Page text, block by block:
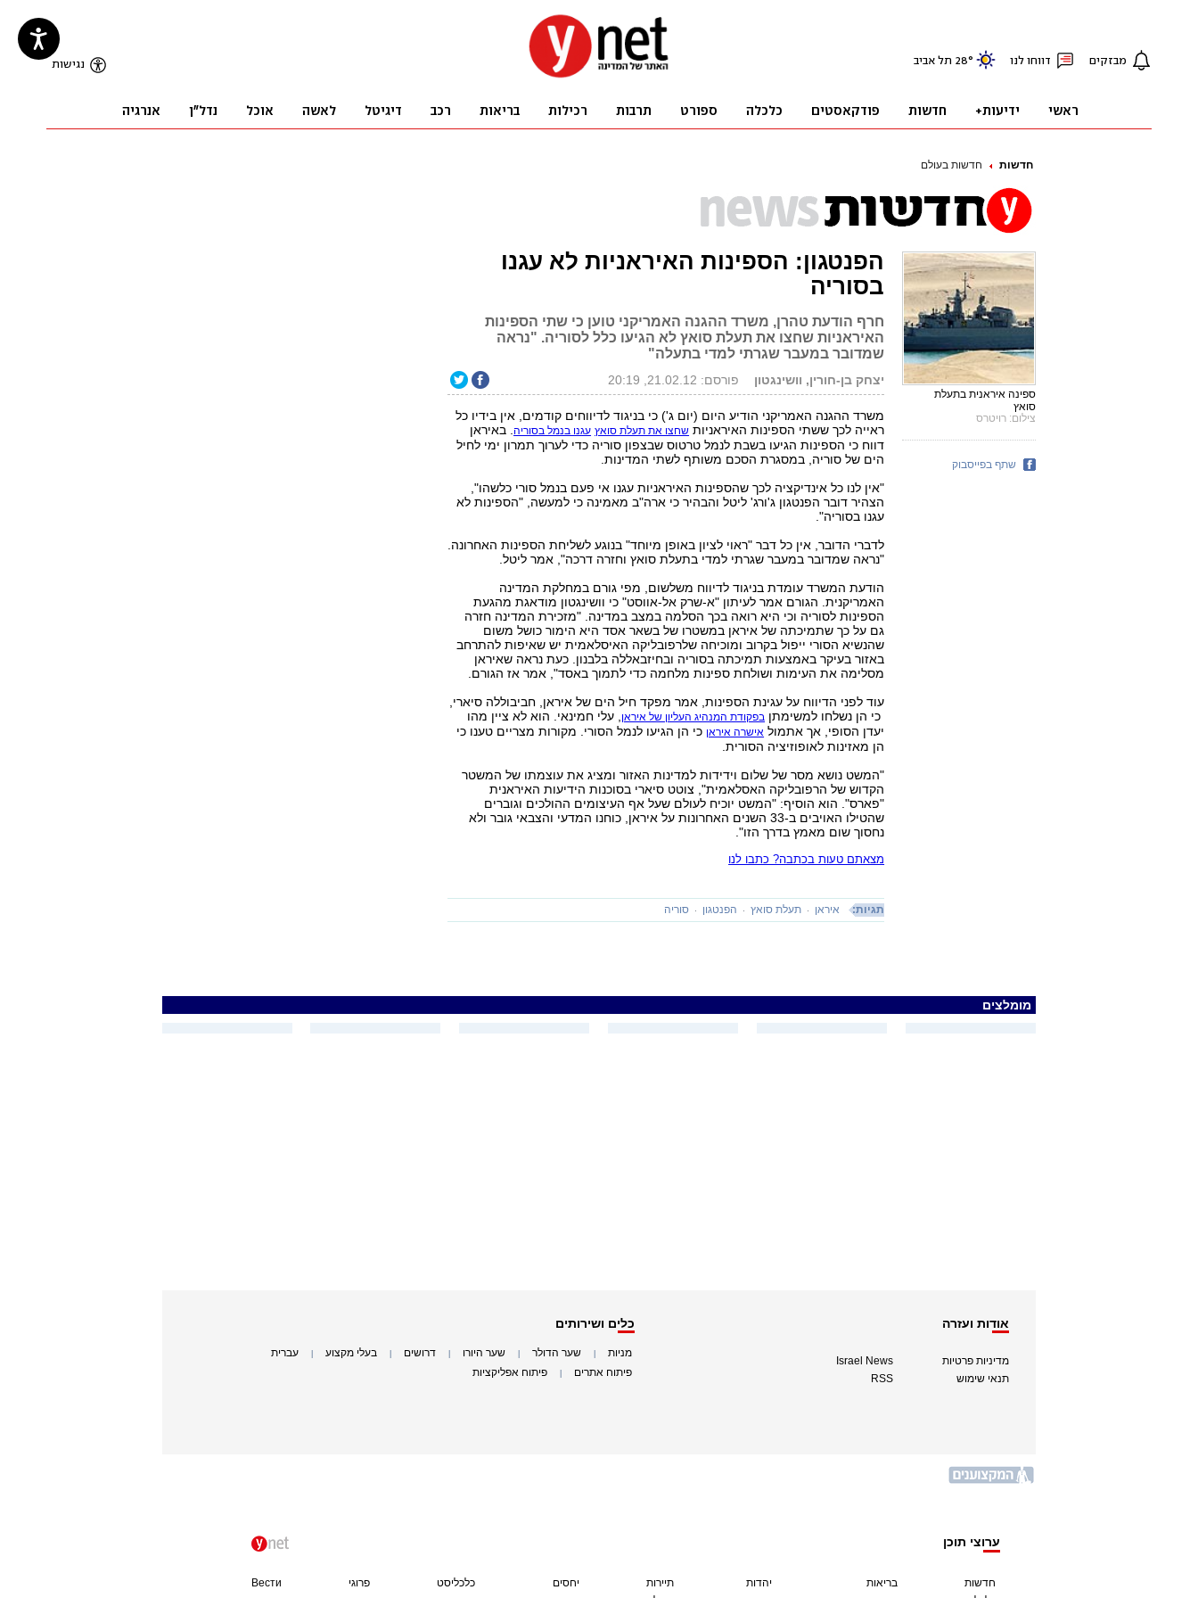
חדשות חדשות בעולם
הפנטגון: הספינות האיראניות לא עגנו
בסוריה
חרף הודעת טהרן, משרד ההגנה האמריקני טוען כי שתי הספינות
האיראניות שחצו את תעלת סואץ לא הגיעו כלל לסוריה. "נראה
שמדובר במעבר שגרתי למדי בתעלה"
יצחק בן-חורין, וושינגטון פורסם: 21.02.12, 20:19
משרד ההגנה האמריקני הודיע היום (יום ג') כי בניגוד לדיווחים קודמים, אין בידיו כל
ראייה לכך ששתי הספינות האיראניות שחצו את תעלת סואץ עגנו בנמל בסוריה. באיראן
דווח כי הספינות הגיעו בשבת לנמל טרטוס שבצפון סוריה כדי לערוך תמרון ימי לחיל
הים של סוריה, במסגרת הסכם משותף לשתי המדינות.
"אין לנו כל אינדיקציה לכך שהספינות האיראניות עגנו אי פעם בנמל סורי כלשהו",
הצהיר דובר הפנטגון ג'ורג' ליטל והבהיר כי ארה"ב מאמינה כי למעשה, "הספינות לא
עגנו בסוריה".
לדברי הדובר, אין כל דבר "ראוי לציון באופן מיוחד" בנוגע לשליחת הספינות האחרונה.
"נראה שמדובר במעבר שגרתי למדי בתעלת סואץ וחזרה דרכה", אמר ליטל.
הודעת המשרד עומדת בניגוד לדיווח משלשום, מפי גורם במחלקת המדינה
האמריקנית. הגורם אמר לעיתון "א-שרק אל-אווסט" כי וושינגטון מודאגת מהגעת
הספינות לסוריה וכי היא רואה בכך הסלמה במצב במדינה. "מזכירת המדינה חזרה
גם על כך שתמיכתה של איראן במשטרו של בשאר אסד היא הימור כושל משום
שהנשיא הסורי ייפול בקרוב ומוכיחה שלרפובליקה האיסלאמית יש שאיפות להתרחב
באזור בעיקר באמצעות תמיכתה בסוריה ובחיזבאללה בלבנון. כעת נראה שאיראן
מסלימה את העימות ושולחת ספינות מלחמה כדי לתמוך באסד", אמר אז הגורם.
עוד לפני הדיווח על עגינת הספינות, אמר מפקד חיל הים של איראן, חביבוללה סיארי,
כי הן נשלחו למשימתן בפקודת המנהיג העליון של איראן, עלי חמינאי. הוא לא ציין מהו
יעדן הסופי, אך אתמול אישרה איראן כי הן הגיעו לנמל הסורי. מקורות מצריים טענו כי
הן מאזינות לאופוזיציה הסורית.
"המשט נושא מסר של שלום וידידות למדינות האזור ומציג את עוצמתו של המשטר
הקדוש של הרפובליקה האסלאמית", צוטט סיארי בסוכנות הידיעות האיראנית
"פארס". הוא הוסיף: "המשט יוכיח לעולם שעל אף העיצומים ההולכים וגוברים
שהטילו האויבים ב-33 השנים האחרונות על איראן, כוחנו המדעי והצבאי גובר ולא
נחסוך שום מאמץ בדרך הזו".
מצאתם טעות בכתבה? כתבו לנו
תגיות: איראן תעלת סואץ הפנטגון סוריה
ספינה איראנית בתעלת
סואץ
צילום: רויטרס
שתף בפייסבוק
מומלצים
אודות ועזרה
מדיניות פרטיות
תנאי שימוש
Israel News
RSS
כלים ושירותים
מניות שער הדולר שער היורו דרושים בעלי מקצוע עברית
פיתוח אתרים פיתוח אפליקציות
ערוצי תוכן
חדשות
בריאות
יהדות
תיירות
יחסים
כלכליסט פרוגי Вести